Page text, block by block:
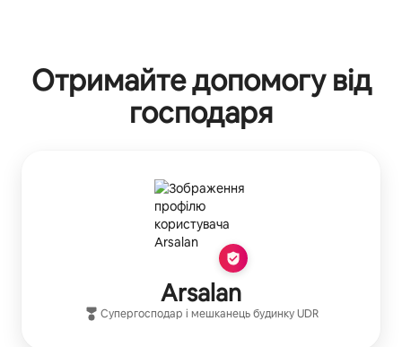
Отримайте допомогу від
господаря
Arsalan
Супергосподар і мешканець будинкуUDR